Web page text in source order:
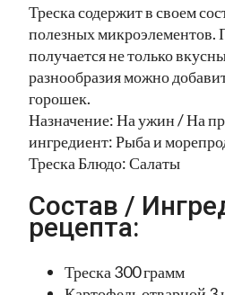
Треска содержит в своем
полезных микроэлементов.
получается не только
разнообразия можно
горошек.
Назначение: На ужин / На
ингредиент: Рыба и
Треска Блюдо: Салаты
Состав /
рецепта:
Треска 300 грамм